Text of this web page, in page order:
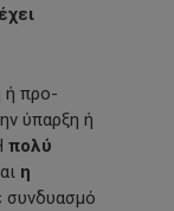
ή προ-
ύπαρξη ή
πολύ
η
συνδυασμό